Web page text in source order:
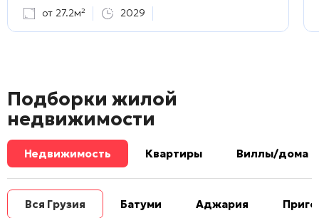
от 27.2м² 2029
Подборки жилой
недвижимости
Недвижимость Квартиры Виллы/дома
Вся Грузия Батуми Аджария